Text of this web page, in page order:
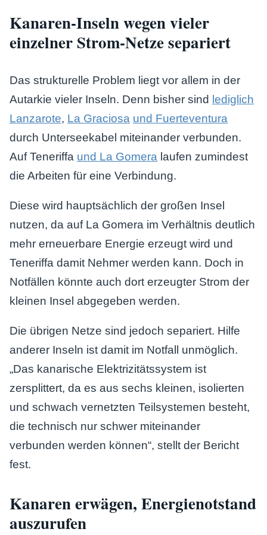
Kanaren-Inseln wegen vieler
einzelner Strom-Netze separiert
Das strukturelle Problem liegt vor allem in der
Autarkie vieler Inseln. Denn bisher sind lediglich
Lanzarote, La Graciosa und Fuerteventura
durch Unterseekabel miteinander verbunden.
Auf Teneriffa und La Gomera laufen zumindest
die Arbeiten für eine Verbindung.
Diese wird hauptsächlich der großen Insel
nutzen, da auf La Gomera im Verhältnis deutlich
mehr erneuerbare Energie erzeugt wird und
Teneriffa damit Nehmer werden kann. Doch in
Notfällen könnte auch dort erzeugter Strom der
kleinen Insel abgegeben werden.
Die übrigen Netze sind jedoch separiert. Hilfe
anderer Inseln ist damit im Notfall unmöglich.
„Das kanarische Elektrizitätssystem ist
zersplittert, da es aus sechs kleinen, isolierten
und schwach vernetzten Teilsystemen besteht,
die technisch nur schwer miteinander
verbunden werden können“, stellt der Bericht
fest.
Kanaren erwägen, Energienotstand
auszurufen